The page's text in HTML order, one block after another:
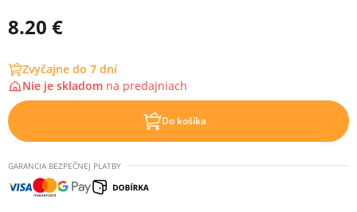
8.20 €
Zvyčajne do 7 dní
Nie je skladom na predajniach
Do košíka
GARANCIA BEZPEČNEJ PLATBY